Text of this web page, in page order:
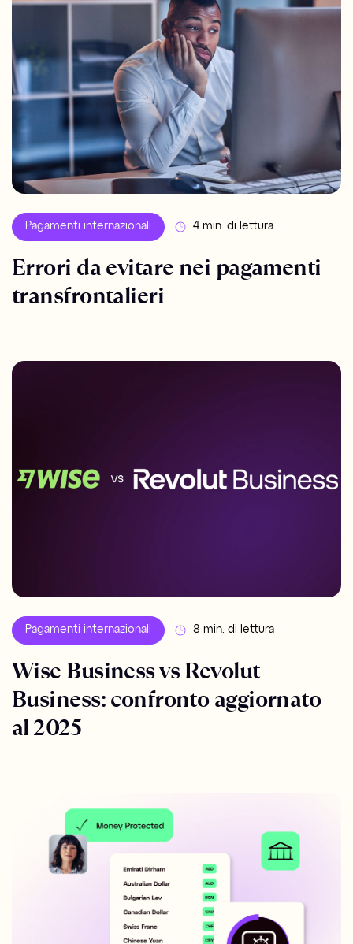
Pagamenti internazionali 4 min. di lettura
Errori da evitare nei pagamenti
transfrontalieri
Pagamenti internazionali 8 min. di lettura
Wise Business vs Revolut
Business: confronto aggiornato
al 2025